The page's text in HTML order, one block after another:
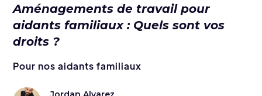
Aménagements de travail pour
aidants familiaux : Quels sont vos
droits ?
Pour nos aidants familiaux